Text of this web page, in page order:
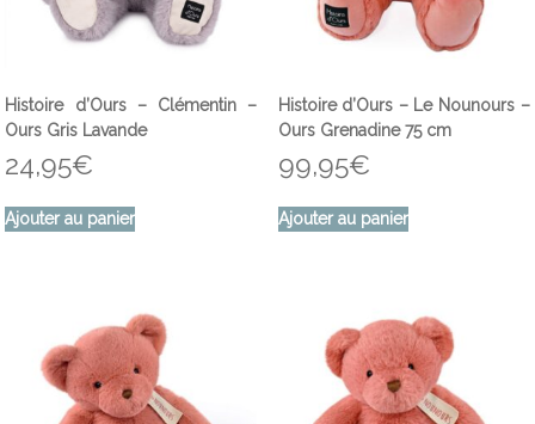
Histoire d’Ours – Clémentin –
Ours Gris Lavande
24,95€
Ajouter au panier
Histoire d’Ours – Le Nounours –
Ours Grenadine 75 cm
99,95€
Ajouter au panier